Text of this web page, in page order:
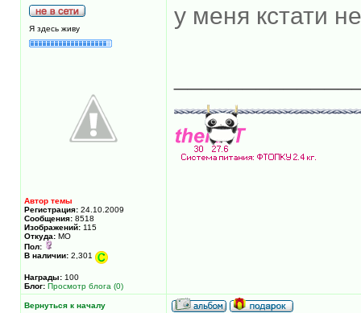
Я здесь живу
Автор темы
Регистрация: 24.10.2009
Сообщения: 8518
Изображений: 115
Откуда: МО
Пол:
В наличии: 2,301
Награды: 100
Блог: Просмотр блога (0)
у меня кстати
Вернуться к началу